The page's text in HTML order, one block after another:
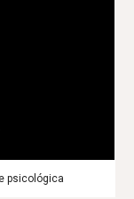
psicológica